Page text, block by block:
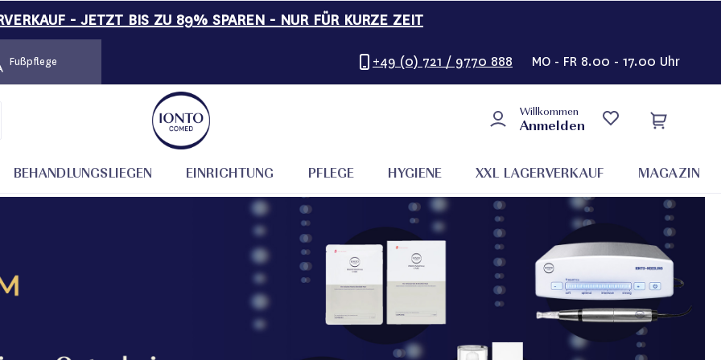
- JETZT BIS ZU 89% SPAREN - NUR FÜR KURZE ZEIT
Fußpflege +49 (0) 721 / 9770 888 MO - FR 8.00 - 17.00 Uhr
Willkommen
Anmelden
BEHANDLUNGSLIEGEN EINRICHTUNG PFLEGE HYGIENE XXL LAGERVERKAUF MAGAZIN